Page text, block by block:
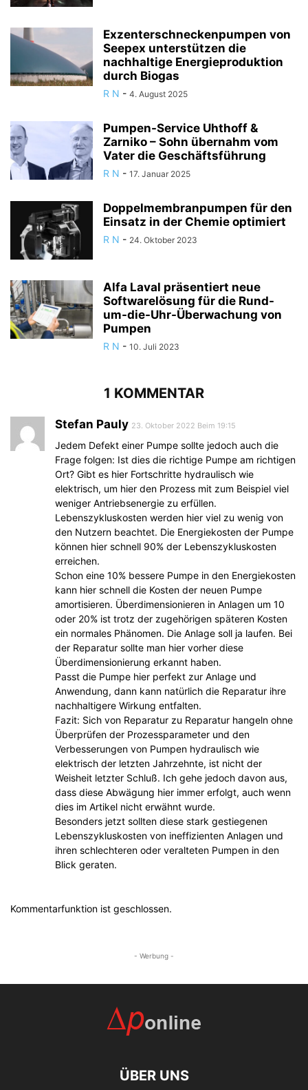
Exzenterschneckenpumpen von
Seepex unterstützen die
nachhaltige Energieproduktion
durch Biogas
R N - 4. August 2025
Pumpen-Service Uhthoff &
Zarniko – Sohn übernahm vom
Vater die Geschäftsführung
R N - 17. Januar 2025
Doppelmembranpumpen für den
Einsatz in der Chemie optimiert
R N - 24. Oktober 2023
Alfa Laval präsentiert neue
Softwarelösung für die Rund-
um-die-Uhr-Überwachung von
Pumpen
R N - 10. Juli 2023
1 KOMMENTAR
Stefan Pauly 23. Oktober 2022 Beim 19:15
Jedem Defekt einer Pumpe sollte jedoch auch die
Frage folgen: Ist dies die richtige Pumpe am richtigen
Ort? Gibt es hier Fortschritte hydraulisch wie
elektrisch, um hier den Prozess mit zum Beispiel viel
weniger Antriebsenergie zu erfüllen.
Lebenszykluskosten werden hier viel zu wenig von
den Nutzern beachtet. Die Energiekosten der Pumpe
können hier schnell 90% der Lebenszykluskosten
erreichen.
Schon eine 10% bessere Pumpe in den Energiekosten
kann hier schnell die Kosten der neuen Pumpe
amortisieren. Überdimensionieren in Anlagen um 10
oder 20% ist trotz der zugehörigen späteren Kosten
ein normales Phänomen. Die Anlage soll ja laufen. Bei
der Reparatur sollte man hier vorher diese
Überdimensionierung erkannt haben.
Passt die Pumpe hier perfekt zur Anlage und
Anwendung, dann kann natürlich die Reparatur ihre
nachhaltigere Wirkung entfalten.
Fazit: Sich von Reparatur zu Reparatur hangeln ohne
Überprüfen der Prozessparameter und den
Verbesserungen von Pumpen hydraulisch wie
elektrisch der letzten Jahrzehnte, ist nicht der
Weisheit letzter Schluß. Ich gehe jedoch davon aus,
dass diese Abwägung hier immer erfolgt, auch wenn
dies im Artikel nicht erwähnt wurde.
Besonders jetzt sollten diese stark gestiegenen
Lebenszykluskosten von ineffizienten Anlagen und
ihren schlechteren oder veralteten Pumpen in den
Blick geraten.
Kommentarfunktion ist geschlossen.
- Werbung -
ÜBER UNS